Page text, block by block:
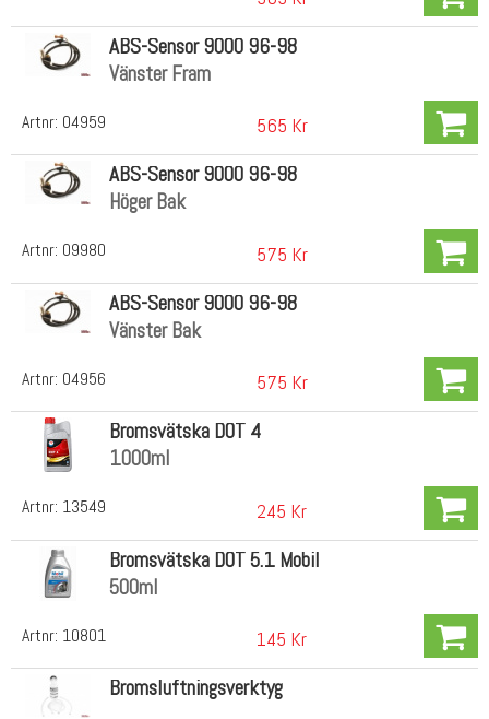
Artnr: 04959
ABS-Sensor 9000 96-98
Vänster Fram
565 Kr
Artnr: 09980
ABS-Sensor 9000 96-98
Höger Bak
575 Kr
Artnr: 04956
ABS-Sensor 9000 96-98
Vänster Bak
575 Kr
Artnr: 13549
Bromsvätska DOT 4
1000ml
245 Kr
Artnr: 10801
Bromsvätska DOT 5.1 Mobil
500ml
145 Kr
Bromsluftningsverktyg